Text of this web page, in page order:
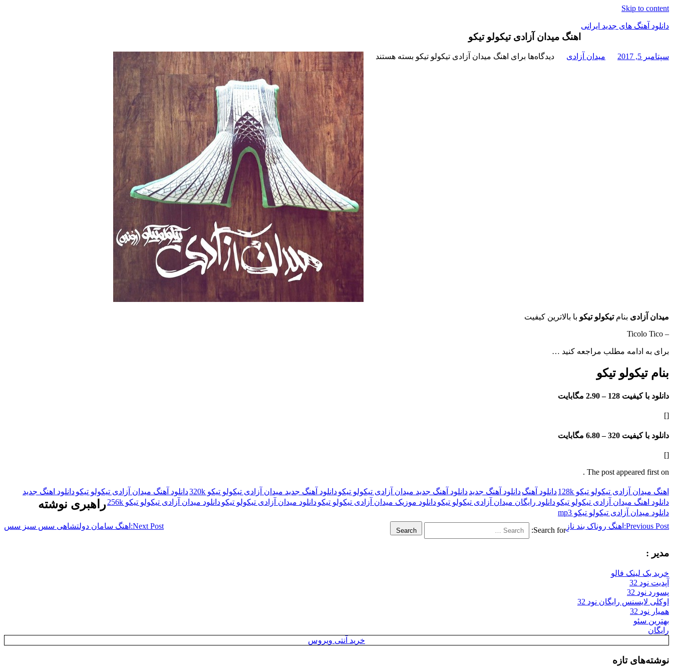
Skip to content
دانلود آهنگ های جدید ایرانی
دانلود
فول
اهنگ میدان آزادی تیکولو تیکو
سپتامبر 5, 2017 میدان آزادی دیدگاه‌ها برای اهنگ میدان آزادی تیکولو تیکو بسته هستند
میدان آزادی بنامتیکولو تیکو با بالاترین کیفیت
– Ticolo Tico
برای به ادامه مطلب مراجعه کنید …
بنام تیکولو تیکو
دانلود با کیفیت 128 – 2.90 مگابایت
[]
دانلود با کیفیت 320 – 6.80 مگابایت
[]
The post appeared first on .
اهنگ میدان آزادی تیکولو تیکو 128k دانلود آهنگدانلود آهنگ جدیددانلود آهنگ جدید میدان آزادی تیکولو تیکودانلود آهنگ جدید میدان آزادی تیکولو تیکو 320k دانلود آهنگ میدان آزادی تیکولو تیکودانلود اهنگ جدید
دانلود اهنگ میدان آزادی تیکولو تیکودانلود رایگان میدان آزادی تیکولو تیکودانلود موزیک میدان آزادی تیکولو تیکودانلود میدان آزادی تیکولو تیکودانلود میدان آزادی تیکولو تیکو 256k
دانلود میدان آزادی تیکولو تیکو mp3
راهبری نوشته
Previous Post: اهنگ روناک بند نازِ Next Post: اهنگ سامان دولتشاهی سس سیز سس Search for:
Search
مدیر :
خرید بک لینک فالو
آپدیت نود 32
پسورد نود 32
اوکلی لایسنس رایگان نود 32
همیار نود 32
بهترین سئو
رایگان
خرید آنتی ویروس
نوشته‌های تازه